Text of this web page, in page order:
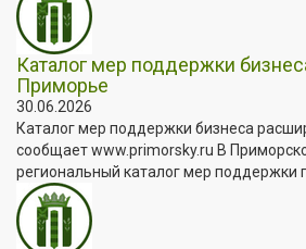
Каталог мер поддержки
Приморье
30.06.2026
Каталог мер поддержки бизнеса
сообщает www.primorsky.ru В
региональный каталог мер поддержки